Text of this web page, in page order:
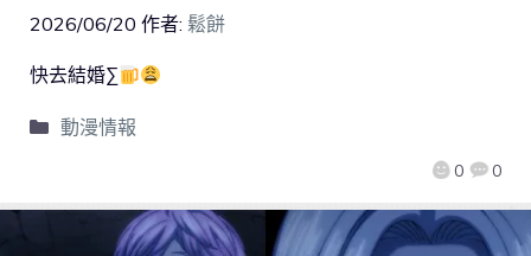
2026/06/20 作者: 鬆餅
0 0
快去結婚∑
動漫情報